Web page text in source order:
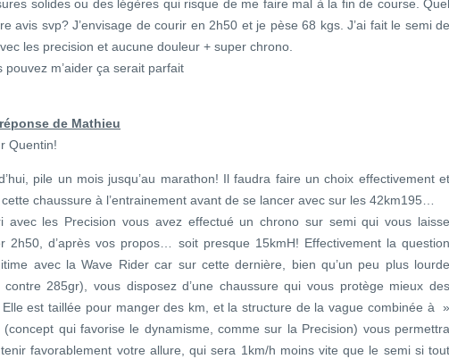
solides ou des légères qui risque de me faire mal à la fin de course. Quel
avis svp? J’envisage de courir en 2h50 et je pèse 68 kgs. J’ai fait le semi de
les precision et aucune douleur + super chrono.
pouvez m’aider ça serait parfait
de Mathieu
Quentin!
pile un mois jusqu’au marathon! Il faudra faire un choix effectivement et
chaussure à l’entrainement avant de se lancer avec sur les 42km195…
avec les Precision vous avez effectué un chrono sur semi qui vous laisse
2h50, d’après vos propos… soit presque 15kmH! Effectivement la question
avec la Wave Rider car sur cette dernière, bien qu’un peu plus lourde
contre 285gr), vous disposez d’une chaussure qui vous protège mieux des
Elle est taillée pour manger des km, et la structure de la vague combinée à »
qui favorise le dynamisme, comme sur la Precision) vous permettra
favorablement votre allure, qui sera 1km/h moins vite que le semi si tout